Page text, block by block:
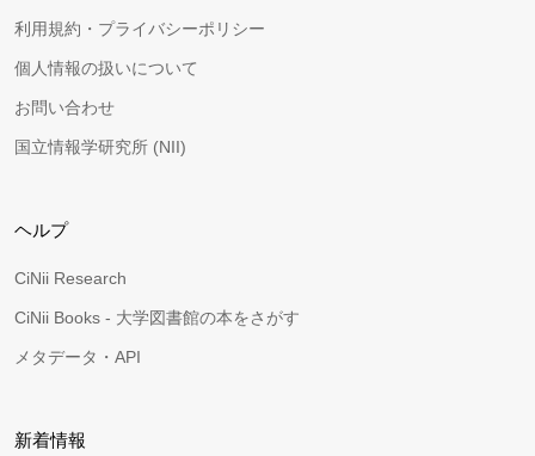
利用規約・プライバシーポリシー
個人情報の扱いについて
お問い合わせ
国立情報学研究所 (NII)
ヘルプ
CiNii Research
CiNii Books - 大学図書館の本をさがす
メタデータ・API
新着情報